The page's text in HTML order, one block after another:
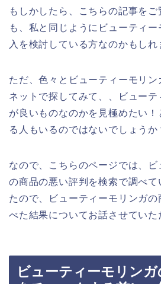
もしかしたら、こちらの記事を
も、私と同じようにビューティ
入を検討している方なのかもしれ
ただ、色々とビューティーモリン
ネットで探してみて、、ビュー
が良いものなのかを見極めたい
る人もいるのではないでしょうか
なので、こちらのページでは、
の商品の悪い評判を検索で調べて
たので、ビューティーモリンガの
べた結果についてお話させていた
ビューティーモリンガ